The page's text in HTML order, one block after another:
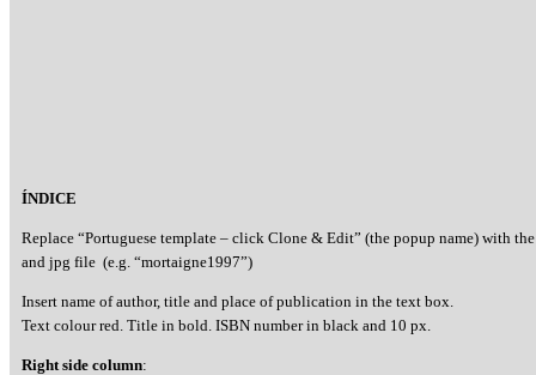
ÍNDICE
Replace “Portuguese template – click Clone & Edit” (the popup name) with
and jpg file (e.g. “mortaigne1997”)
Insert name of author, title and place of publication in the text box.
Text colour red. Title in bold. ISBN number in black and 10 px.
Right side column: